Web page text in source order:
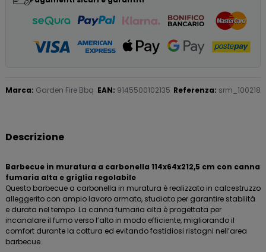
Marca: Garden Fire Bbq EAN: 9145500102135 Referenza: srm_100218
Descrizione
Barbecue in muratura a carbonella 114x64x212,5 cm con canna
fumaria alta e griglia regolabile
Questo barbecue a carbonella in muratura è realizzato in calcestruzzo
alleggerito con ampio lavoro armato, studiato per garantire stabilità
e durata nel tempo. La canna fumaria alta è progettata per
incanalare il fumo verso l’alto in modo efficiente, migliorando il
comfort durante la cottura ed evitando fastidiosi ristagni nell’area
barbecue.